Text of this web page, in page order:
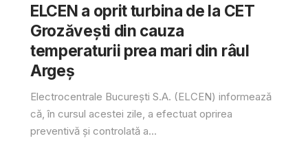
ELCEN a oprit turbina de la CET
Grozăvești din cauza
temperaturii prea mari din râul
Argeș
Electrocentrale București S.A. (ELCEN) informează
că, în cursul acestei zile, a efectuat oprirea
preventivă și controlată a...